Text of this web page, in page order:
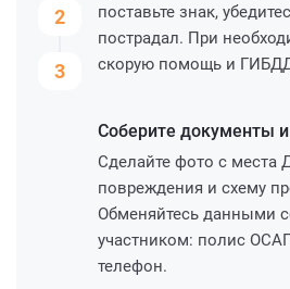
2
3
поставьте знак,
пострадал. При
скорую помощь и
Соберите документы
Сделайте фото с места
повреждения и схему
Обменяйтесь данными
участником: полис
телефон.